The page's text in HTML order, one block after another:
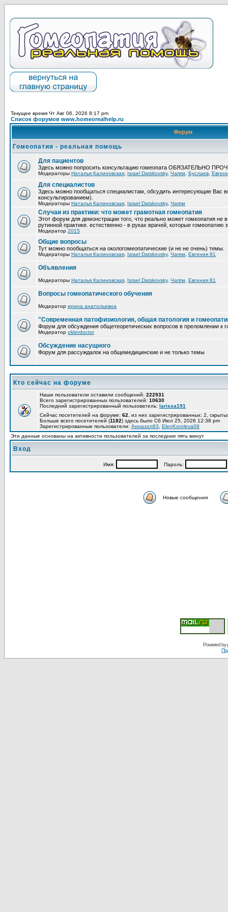
Текущее время Чт Авг 06, 2026 8:17 pm
Список форумов www.homeorealhelp.ru
Форум
Гомеопатия - реальная помощь
Для пациентов
Здесь можно попросить консультацию гомеопата ОБЯЗАТЕЛЬНО
Модераторы Наталья Калиновская Israel Datskovsky, Чаппи Буслаев
Для специалистов
Здесь можно пообщаться специалистам, обсудить интересующие Вас
консультированием).
Модераторы Наталья Калиновская Israel Datskovsky, Чаппи
Случаи из практики: что может грамотная гомеопатия
Этот форум для демонстрации того, что реально может гомеопатия не
рутинной практике. естественно - в руках врачей, которые гомеопатию
Модератор 2015
Общие вопросы
Тут можно пообщаться на окологомеопатические (и не не очень) темы.
Модераторы Наталья Калиновская Israel Datskovsky, Чаппи Евгения 81
Объявления
Модераторы Наталья Калиновская Israel Datskovsky, Чаппи Евгения 81
Вопросы гомеопатического обучения
Модератор ирина анатольевна
"Современная патофизиология, общая патология и
Форум для обсуждения общетеоретических вопросов в преломлении к
Модератор olderdoctor
Обсуждение насущного
Форум для рассуждалок на общемедицинские и не только темы
Кто сейчас на форуме
Наши пользователи оставили сообщений: 222931
Всего зарегистрированных пользователей: 10630
Последний зарегистрированный пользователь: larissa191
Сейчас посетителей на форуме: 62 , из них зарегистрированных: 2,
Больше всего посетителей (1182) здесь было Сб Июл 25, 2026 12:38 pm
Зарегистрированные пользователи: Анназол83
ElenKoroleva09
Эти данные основаны на активности пользователей за последние пять минут
Вход
Имя: Пароль:
Новые сообщения
Powered by